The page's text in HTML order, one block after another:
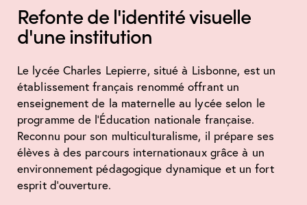
Refonte de l'identité visuelle
d'une institution
Le lycée Charles Lepierre, situé à Lisbonne, est un
établissement français renommé offrant un
enseignement de la maternelle au lycée selon le
programme de l’Éducation nationale française.
Reconnu pour son multiculturalisme, il prépare ses
élèves à des parcours internationaux grâce à un
environnement pédagogique dynamique et un fort
esprit d’ouverture.